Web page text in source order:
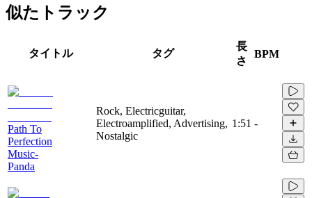
似たトラック
タイトル タグ
長
さ
BPM
Path To
Perfection
Music-
Panda
Rock, Electricguitar,
Electroamplified, Advertising,
Nostalgic
1:51 -